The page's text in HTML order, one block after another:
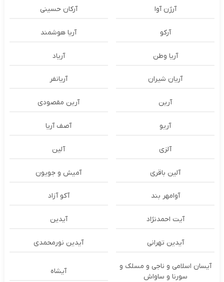
آرژن آوا آرکان حسینی
آرکو آریا هوشمند
آریا وطن آریاد
آریان شیران آریانفر
آرین آرین مقصودی
آریو آصف آریا
آلزی آلین
آلین باقری آمیش و جویون
آوامهر بند آکو آزاد
آیت احمدنژاد آیدین
آیدین تهرانی آیدین نورمحمدی
آیسان اسلامی و ناجی و مسلک و
سورنا و ساواش
آیشاه